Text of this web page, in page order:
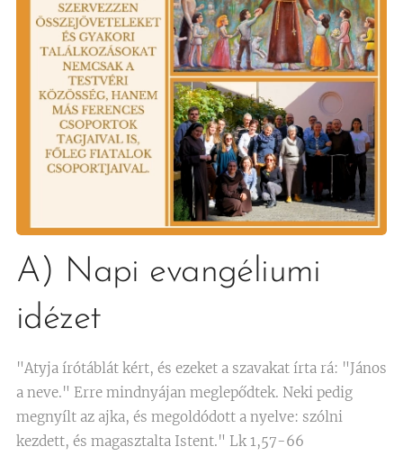
A) Napi evangéliumi
idézet
"Atyja írótáblát kért, és ezeket a szavakat írta rá: "János
a neve." Erre mindnyájan meglepődtek. Neki pedig
megnyílt az ajka, és megoldódott a nyelve: szólni
kezdett, és magasztalta Istent." Lk 1,57-66